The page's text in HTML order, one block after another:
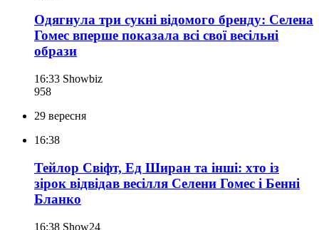
Одягнула три сукні відомого бренду: Селена
Гомес вперше показала всі свої весільні
образи
16:33 Showbiz
958
29 вересня
16:38
Тейлор Свіфт, Ед Ширан та інші: хто із
зірок відвідав весілля Селени Гомес і Бенні
Бланко
16:38 Show24